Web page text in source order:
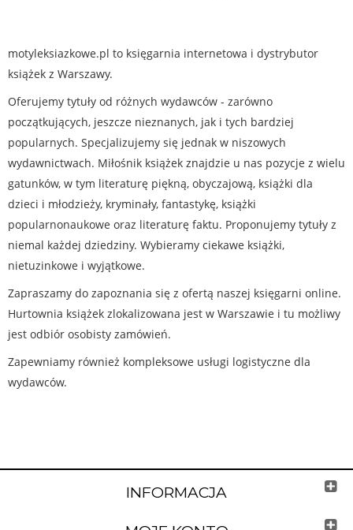
motyleksiazkowe.pl to księgarnia internetowa i dystrybutor
książek z Warszawy.
Oferujemy tytuły od różnych wydawców - zarówno
początkujących, jeszcze nieznanych, jak i tych bardziej
popularnych. Specjalizujemy się jednak w niszowych
wydawnictwach. Miłośnik książek znajdzie u nas pozycje z wielu
gatunków, w tym literaturę piękną, obyczajową, książki dla
dzieci i młodzieży, kryminały, fantastykę, książki
popularnonaukowe oraz literaturę faktu. Proponujemy tytuły z
niemal każdej dziedziny. Wybieramy ciekawe książki,
nietuzinkowe i wyjątkowe.
Zapraszamy do zapoznania się z ofertą naszej księgarni online.
Hurtownia książek zlokalizowana jest w Warszawie i tu możliwy
jest odbiór osobisty zamówień.
Zapewniamy również kompleksowe usługi logistyczne dla
wydawców.
INFORMACJA